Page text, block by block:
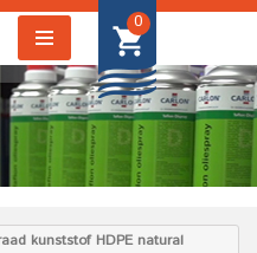
0
kunststof HDPE natural